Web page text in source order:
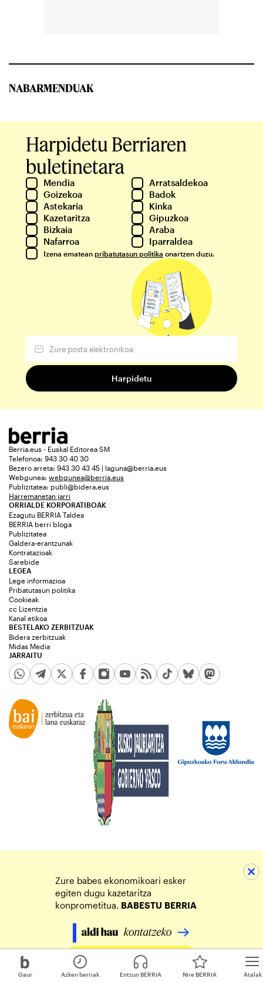
Gaur Atalak
Azken berriak Entzun BERRIA Nire BERRIA
NABARMENDUAK
Harpidetu Berriaren
buletinetara
Mendia
Arratsaldekoa
Goizekoa
Badok
Astekaria
Kinka
Kazetaritza
Gipuzkoa
Bizkaia
Araba
Nafarroa
Iparraldea
Izena ematean pribatutasun politika onartzen duzu.
Berria.eus - Euskal Editorea SM
Telefonoa: 943 30 40 30
Bezero arreta: 943 30 43 45 | laguna@berria.eus
Webgunea: webgunea@berria.eus
Publizitatea: publi@bidera.eus
Harremanetan jarri
ORRIALDE KORPORATIBOAK
Ezagutu BERRIA Taldea
BERRIA berri bloga
Publizitatea
Galdera-erantzunak
Kontratazioak
Sarebide
JARRAITU
LEGEA
Lege informazioa
Pribatutasun politika
Cookieak
cc Lizentzia
Kanal etikoa
BESTELAKO ZERBITZUAK
Bidera zerbitzuak
Midas Media
Zure babes ekonomikoari esker
egiten dugu kazetaritza
konprometitua. BABESTU BERRIA
Egin zure ekarpena